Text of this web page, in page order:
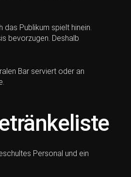
Publikum spielt hinein.
bevorzugen. Deshalb
Bar serviert oder an
Personal und ein